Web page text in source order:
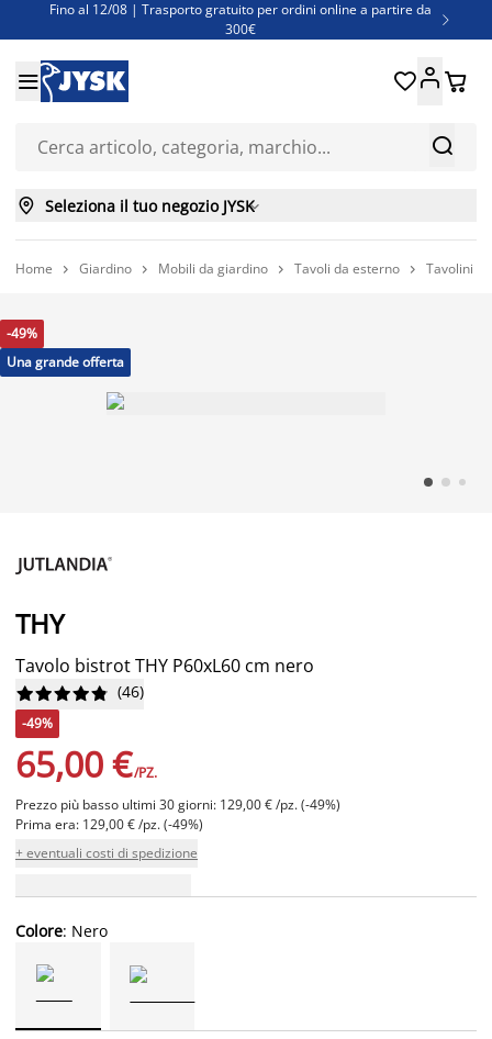
Fino al 12/08 | Trasporto gratuito per ordini online a partire da
300€

Super offerte d'estate | Oltre 1.500 articoli fino al 70%
Finanziamenti - Scegli il piano di rimborso più adatto a te


 
 Seleziona il tuo negozio JYSK
Home  Giardino  Mobili da giardino  Tavoli da esterno  Tavolini
-49%
Una grande offerta
THY
Tavolo bistrot THY P60xL60 cm nero





 (46)
-49%
65,00 €/PZ.
Prezzo più basso ultimi 30 giorni: 129,00 € /pz. (-49%)
Prima era: 129,00 € /pz. (-49%)
+ eventuali costi di spedizione
Colore: Nero